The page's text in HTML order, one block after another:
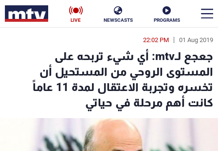
PROGRAMS
NEWSCASTS
LIVE
01 Aug 2019
22:02 PM
جعجع لـmtv: أي شيء تربحه على
المستوى الروحي من المستحيل أن
تخسره وتجربة الاعتقال لمدة 11 عاماً
كانت أهم مرحلة في حياتي
en
الأخبار
سياسة ناس
فن
رياضة